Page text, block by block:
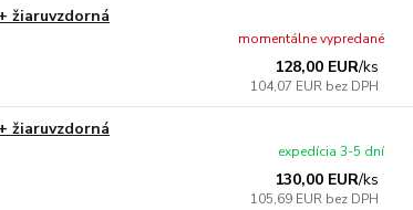
žiaruvzdorná
128,00 EUR/ks
104,07 EUR bez DPH
momentálne vypredané
žiaruvzdorná
130,00 EUR/ks
105,69 EUR bez DPH
expedícia 3-5 dní